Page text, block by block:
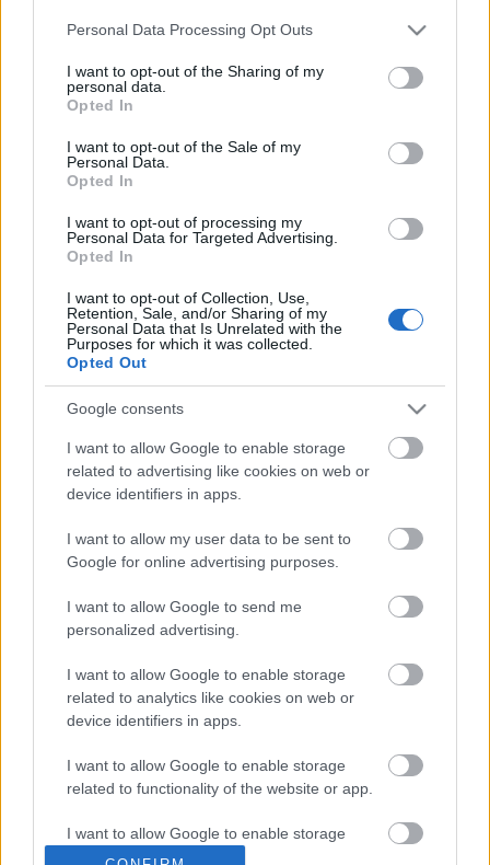
Please note that this website/app uses one or more Google
not limited to your visit or usage behaviour. You may click to
grant or deny consent to Google and its third-party tags to
use your data for below specified purposes in below Google
consent section.
Personal Data Processing Opt Outs
I want to opt-out of the Sharing of my
personal data.
Opted In
I want to opt-out of the Sale of my
Personal Data.
Opted In
I want to opt-out of processing my
Personal Data for Targeted Advertising.
Opted In
I want to opt-out of Collection, Use,
Retention, Sale, and/or Sharing of my
Personal Data that Is Unrelated with the
Purposes for which it was collected.
Opted Out
Google consents
I want to allow Google to enable storage
related to advertising like cookies on web or
device identifiers in apps.
I want to allow my user data to be sent to
Google for online advertising purposes.
I want to allow Google to send me
personalized advertising.
I want to allow Google to enable storage
related to analytics like cookies on web or
device identifiers in apps.
I want to allow Google to enable storage
related to functionality of the website or app.
I want to allow Google to enable storage
related to personalization.
Feladat a HPmuseum.orgfórumáról
, amellyel a
Számológép Fórumon is külön
foglalkozik:
Keresünk egy olyan ötjegyű, P = ABCDE ...
Lottószám-generáló program TI-92
grafikus számológépre
•2010. július 20.
Lottószám-generáló TI-Basic program Texas
InstrumentsTI-92programozható grafikus
zsebszámológépre.
d darab véletlenszámot generál 1 és m ...
Első programjaim HP-28C-re
•2010. július 12.
Nem sokkal ezelőtt hozzájutottam egy HP-28C retro
programozható grafikus zsebszámológéphez
Simon memóriajáték program Casio
grafikus számológépre
Az ismert Simon memóriajáték, mindössze 395 byte-
Írta: Csetneki Sándor